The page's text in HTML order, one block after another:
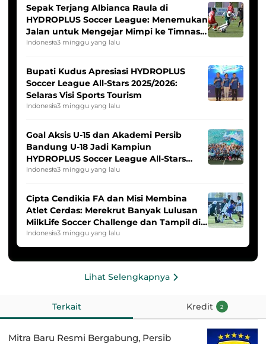
Sepak Terjang Albianca Raula di
HYDROPLUS Soccer League: Menemukan
Jalan untuk Mengejar Mimpi ke Timnas
Indonesia Putri
Indonesia3 minggu yang lalu
Bupati Kudus Apresiasi HYDROPLUS
Soccer League All-Stars 2025/2026:
Selaras Visi Sports Tourism
Indonesia3 minggu yang lalu
Goal Aksis U-15 dan Akademi Persib
Bandung U-18 Jadi Kampiun
HYDROPLUS Soccer League All-Stars
2025/2026
Indonesia3 minggu yang lalu
Cipta Cendikia FA dan Misi Membina
Atlet Cerdas: Merekrut Banyak Lulusan
MilkLife Soccer Challenge dan Tampil di
HYDROPLUS Soccer League
Indonesia3 minggu yang lalu
Lihat Selengkapnya
Terkait Kredit 2
Mitra Baru Resmi Bergabung, Persib